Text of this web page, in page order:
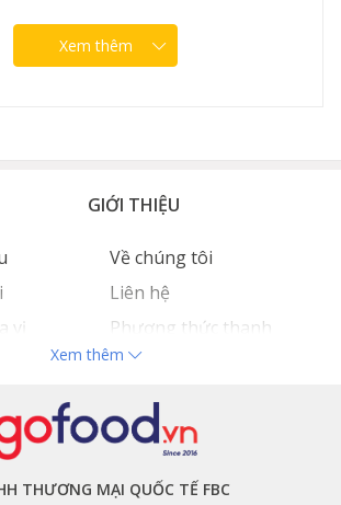
Xem thêm
GIỚI THIỆU
Về chúng tôi
Liên hệ
Phương thức thanh
toán
Tuyển dụng
THEO DÕI NGAY
Xem thêm
THƯƠNG MẠI QUỐC TẾ FBC